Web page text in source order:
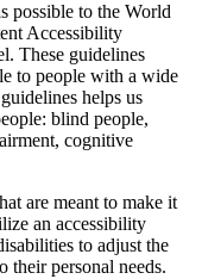
possible to the World
Accessibility
These guidelines
to people with a wide
helps us
blind people,
cognitive
are meant to make it
an accessibility
to adjust the
their personal needs.